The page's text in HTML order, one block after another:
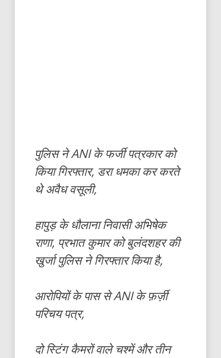
पुलिस ने ANI के फर्जी पत्रकार को
किया गिरफ्तार, डरा धमका कर करते
थे अवैध वसूली,
हापुड़ के धौलाना निवासी अभिषेक
राणा, प्रभात कुमार को बुलंदशहर की
खुर्जा पुलिस ने गिरफ्तार किया है,
आरोपियों के पास से ANI के फ़र्ज़ी
परिचय पत्र,
दो स्टिंग कैमरों वाले चश्में और तीन